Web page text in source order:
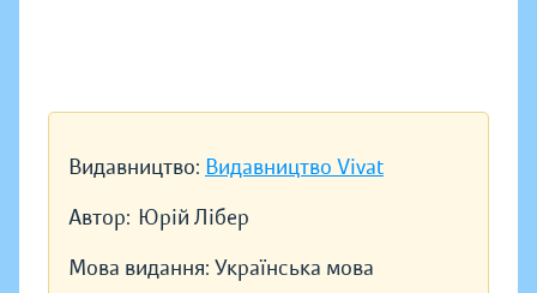
Видавництво: Видавництво Vivat
Автор: Юрій Лібер
Мова видання: Українська мова